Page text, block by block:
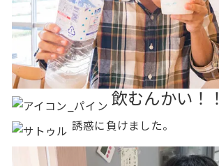
飲むんかい！！
誘惑に負けました。